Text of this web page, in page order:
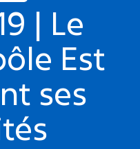
| Le
Est
ses